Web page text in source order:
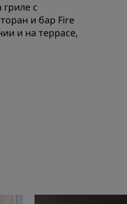
с
и бар Fire
и на террасе,